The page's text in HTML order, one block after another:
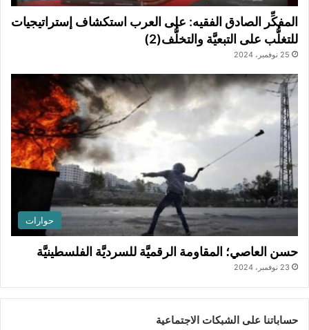
المفكِّر الصادق الفقيه: على العرب استكشاف إستراتيجيات
للتغلُّب على التبعيَّة والتخلُّف(2)
25 نوفمبر، 2024
حوارات
حسن العاصي؛ المقاومة الرقميَّة للسرديَّة الفلسطينيَّة
23 نوفمبر، 2024
حساباتنا على الشبكات الاجتماعية